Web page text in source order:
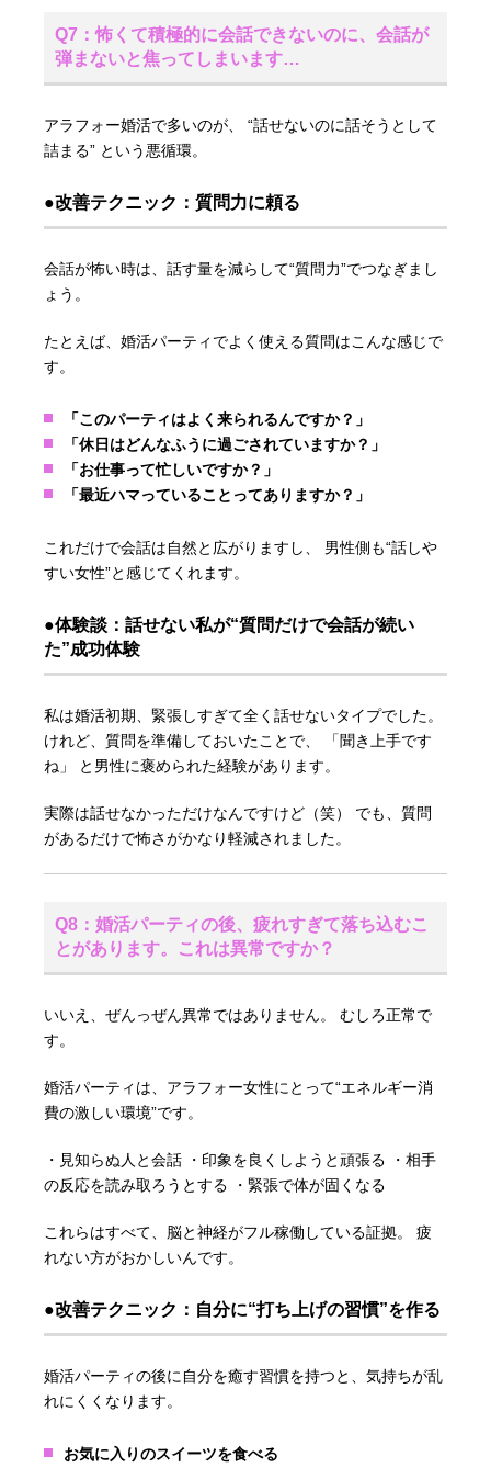
Q7：怖くて積極的に会話できないのに、会話が
弾まないと焦ってしまいます…
アラフォー婚活で多いのが、 “話せないのに話そうとして
詰まる” という悪循環。
●改善テクニック：質問力に頼る
会話が怖い時は、話す量を減らして“質問力”でつなぎまし
ょう。
たとえば、婚活パーティでよく使える質問はこんな感じで
す。
「このパーティはよく来られるんですか？」
「休日はどんなふうに過ごされていますか？」
「お仕事って忙しいですか？」
「最近ハマっていることってありますか？」
これだけで会話は自然と広がりますし、 男性側も“話しや
すい女性”と感じてくれます。
●体験談：話せない私が“質問だけで会話が続い
た”成功体験
私は婚活初期、緊張しすぎて全く話せないタイプでした。
けれど、質問を準備しておいたことで、 「聞き上手です
ね」 と男性に褒められた経験があります。
実際は話せなかっただけなんですけど（笑） でも、質問
があるだけで怖さがかなり軽減されました。
Q8：婚活パーティの後、疲れすぎて落ち込むこ
とがあります。これは異常ですか？
いいえ、ぜんっぜん異常ではありません。 むしろ正常で
す。
婚活パーティは、アラフォー女性にとって“エネルギー消
費の激しい環境”です。
・見知らぬ人と会話 ・印象を良くしようと頑張る ・相手
の反応を読み取ろうとする ・緊張で体が固くなる
これらはすべて、脳と神経がフル稼働している証拠。 疲
れない方がおかしいんです。
●改善テクニック：自分に“打ち上げの習慣”を作る
婚活パーティの後に自分を癒す習慣を持つと、気持ちが乱
れにくくなります。
お気に入りのスイーツを食べる